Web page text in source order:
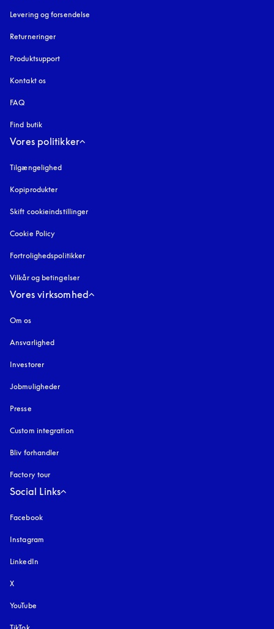
Levering og forsendelse
Returneringer
Produktsupport
Kontakt os
FAQ
Find butik
Vores politikker
Tilgængelighed
Kopiprodukter
Skift cookieindstillinger
Cookie Policy
Fortrolighedspolitikker
Vilkår og betingelser
Vores virksomhed
Om os
Ansvarlighed
Investorer
Jobmuligheder
Presse
Custom integration
Bliv forhandler
Factory tour
Social Links
Facebook
Instagram
LinkedIn
X
YouTube